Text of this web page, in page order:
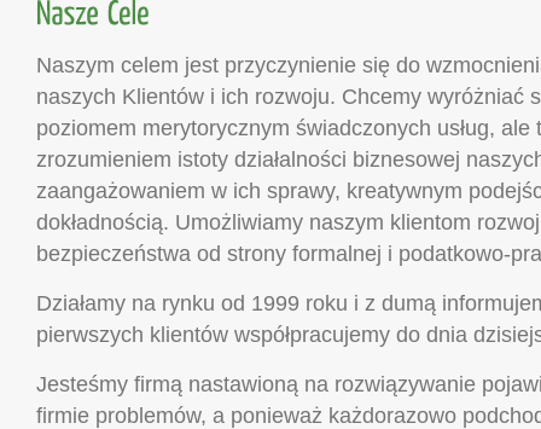
Naszym celem jest przyczynienie się do
naszych Klientów i ich rozwoju. Chcemy wyróżniać
poziomem merytorycznym świadczonych usług,
zrozumieniem istoty działalności biznesowej
zaangażowaniem w ich sprawy, kreatywnym
dokładnością. Umożliwiamy naszym klientom
bezpieczeństwa od strony formalnej i podatkowo-
Działamy na rynku od 1999 roku i z dumą
pierwszych klientów współpracujemy do dnia
Jesteśmy firmą nastawioną na rozwiązywanie
firmie problemów, a ponieważ każdorazowo